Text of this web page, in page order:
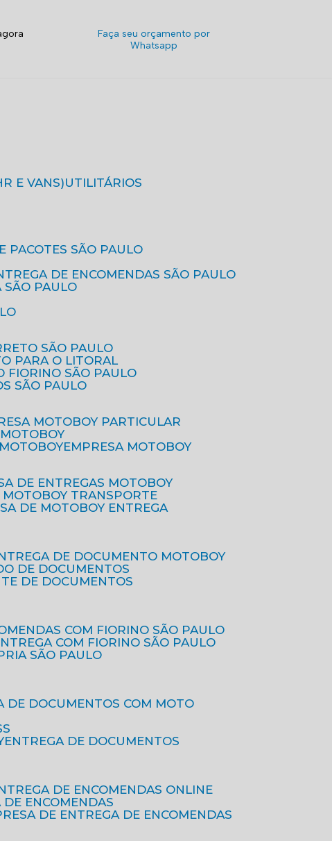
Faça seu orçamento por
Whatsapp
E VANS)
UTILITÁRIOS
PACOTES SÃO PAULO
DE ENCOMENDAS SÃO PAULO
SÃO PAULO
SÃO PAULO
PARA O LITORAL
FIORINO SÃO PAULO
SÃO PAULO
MOTOBOY PARTICULAR
MOTOBOY
EMPRESA MOTOBOY
DE ENTREGAS MOTOBOY
MOTOBOY TRANSPORTE
DE MOTOBOY ENTREGA
DE DOCUMENTO MOTOBOY
DE DOCUMENTOS
DE DOCUMENTOS
COM FIORINO SÃO PAULO
COM FIORINO SÃO PAULO
SÃO PAULO
DE DOCUMENTOS COM MOTO
ENTREGA DE DOCUMENTOS
DE ENCOMENDAS ONLINE
DE ENCOMENDAS
DE ENTREGA DE ENCOMENDAS